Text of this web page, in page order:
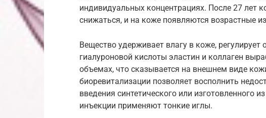
индивидуальных концентрациях. После 27 лет
снижаться, и на коже появляются возрастные
Вещество удерживает влагу в коже,
гиалуроновой кислоты эластин и коллаген
объемах, что сказывается на внешнем виде
биоревитализации позволяет восполнить
введения синтетического или изготовленного
инъекции применяют тонкие иглы.